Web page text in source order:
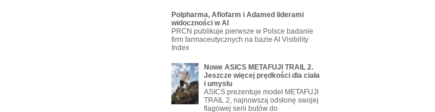
Polpharma, Aflofarm i Adamed liderami
widoczności w AI
PRCN publikuje pierwsze w Polsce badanie
firm farmaceutycznych na bazie AI Visibility
Index
Nowe ASICS METAFUJI TRAIL 2.
Jeszcze więcej prędkości dla ciała
i umysłu
ASICS prezentuje model METAFUJI
TRAIL 2, najnowszą odsłonę swojej
flagowej serii butów do